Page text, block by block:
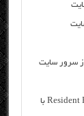
دانلود رایگان فیلم خارجی Resident Evil The Final Chapter 2017 با